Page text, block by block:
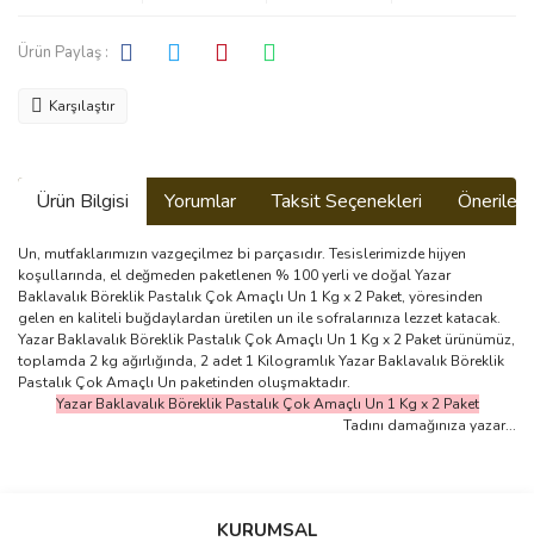
Ürün Paylaş :
Karşılaştır
Ürün Bilgisi Yorumlar Taksit Seçenekleri
Un, mutfaklarımızın vazgeçilmez bi parçasıdır. Tesislerimizde hijyen
koşullarında, el değmeden paketlenen % 100 yerli ve doğal Yazar
Baklavalık Böreklik Pastalık Çok Amaçlı Un 1 Kg x 2 Paket, yöresinden
gelen en kaliteli buğdaylardan üretilen un ile sofralarınıza lezzet katacak.
Yazar Baklavalık Böreklik Pastalık Çok Amaçlı Un 1 Kg x 2 Paket ürünümüz,
toplamda 2 kg ağırlığında, 2 adet 1 Kilogramlık Yazar Baklavalık Böreklik
Pastalık Çok Amaçlı Un paketinden oluşmaktadır.
Yazar Baklavalık Böreklik Pastalık Çok Amaçlı Un 1 Kg x 2 Paket
Tadını damağınıza yazar...
Bu ürüne ilk yorumu siz yapın!
KURUMSAL